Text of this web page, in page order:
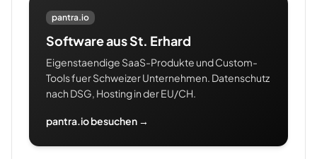
pantra.io
Software aus St. Erhard
Eigenstaendige SaaS-Produkte und Custom-
Tools fuer Schweizer Unternehmen. Datenschutz
nach DSG, Hosting in der EU/CH.
pantra.io besuchen →